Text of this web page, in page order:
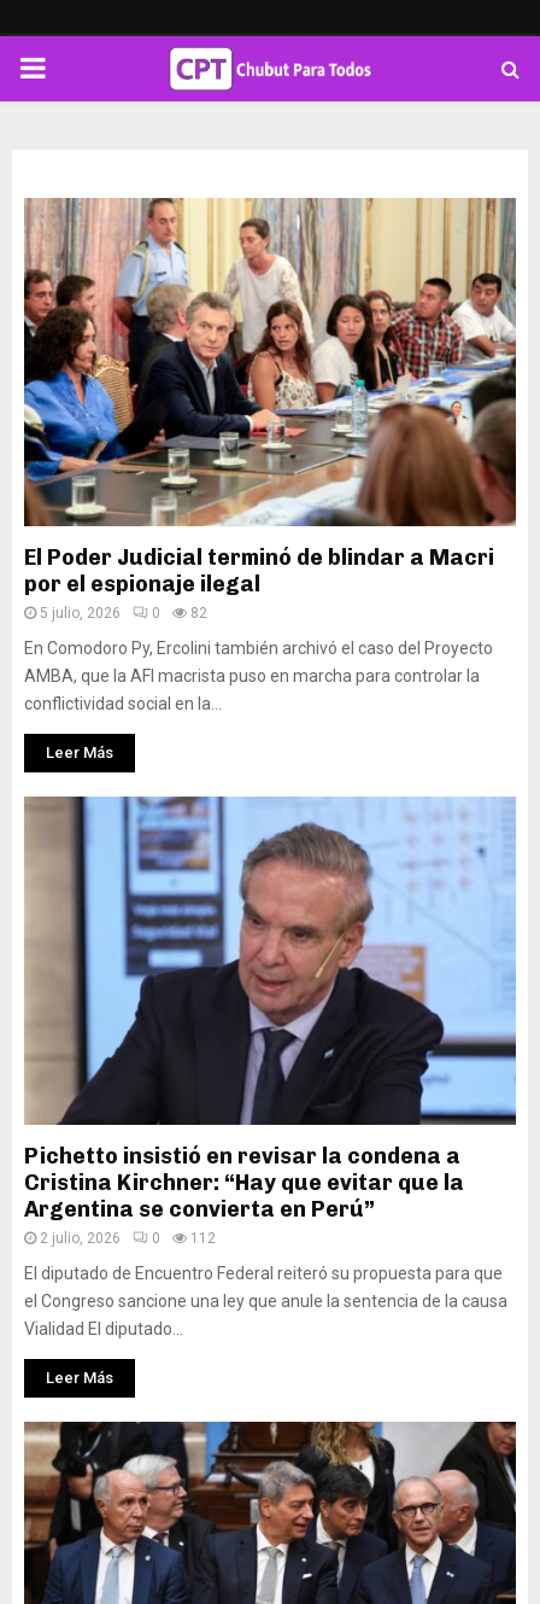
PRIMARY
El Poder Judicial terminó de blindar a Macri
por el espionaje ilegal
5 julio, 2026 0 82
En Comodoro Py, Ercolini también archivó el caso del Proyecto
AMBA, que la AFI macrista puso en marcha para controlar la
conflictividad social en la...
Leer Más
Pichetto insistió en revisar la condena a
Cristina Kirchner: “Hay que evitar que la
Argentina se convierta en Perú”
2 julio, 2026 0 112
El diputado de Encuentro Federal reiteró su propuesta para que
el Congreso sancione una ley que anule la sentencia de la causa
Vialidad El diputado...
Leer Más